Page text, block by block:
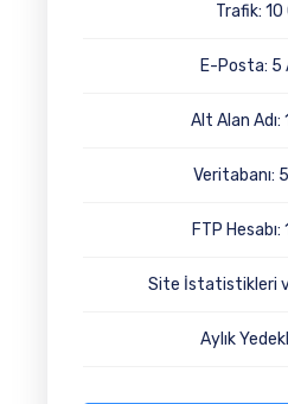
Trafik: 10
E-Posta: 5
Alt Alan Adı:
Veritabanı:
FTP Hesabı:
Site İstatistikleri
Aylık